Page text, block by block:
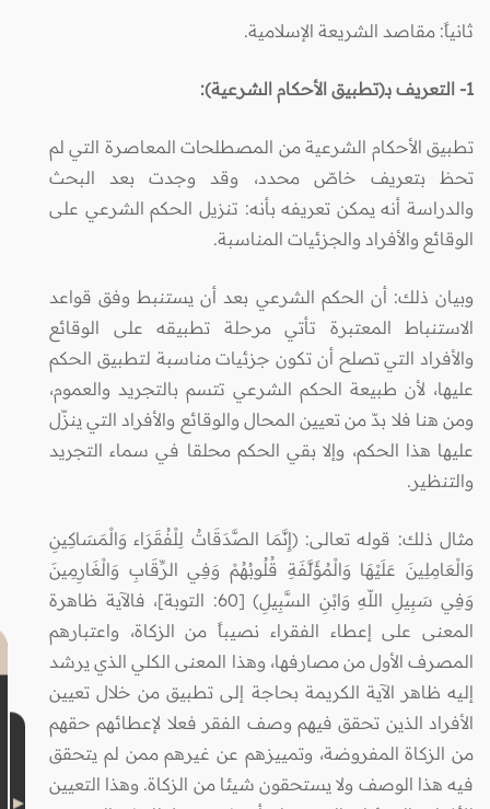
ثانياً: مقاصد الشريعة الإسلامية.
1- التعريف بـ(تطبيق الأحكام الشرعية):
تطبيق الأحكام الشرعية من المصطلحات المعاصرة التي لم
تحظ بتعريف خاصّ محدد، وقد وجدت بعد البحث
والدراسة أنه يمكن تعريفه بأنه: تنزيل الحكم الشرعي على
الوقائع والأفراد والجزئيات المناسبة.
وبيان ذلك: أن الحكم الشرعي بعد أن يستنبط وفق قواعد
الاستنباط المعتبرة تأتي مرحلة تطبيقه على الوقائع
والأفراد التي تصلح أن تكون جزئيات مناسبة لتطبيق الحكم
عليها، لأن طبيعة الحكم الشرعي تتسم بالتجريد والعموم،
ومن هنا فلا بدّ من تعيين المحال والوقائع والأفراد التي ينزّل
عليها هذا الحكم، وإلا بقي الحكم محلقا في سماء التجريد
والتنظير.
مثال ذلك: قوله تعالى: (إِنَّمَا الصَّدَقَاتُ لِلْفُقَرَاء وَالْمَسَاكِينِ
وَالْعَامِلِينَ عَلَيْهَا وَالْمُؤَلَّفَةِ قُلُوبُهُمْ وَفِي الرِّقَابِ وَالْغَارِمِينَ
وَفِي سَبِيلِ اللّهِ وَابْنِ السَّبِيلِ) [60: التوبة]، فالآية ظاهرة
المعنى على إعطاء الفقراء نصيباً من الزكاة، واعتبارهم
المصرف الأول من مصارفها، وهذا المعنى الكلي الذي يرشد
إليه ظاهر الآية الكريمة بحاجة إلى تطبيق من خلال تعيين
الأفراد الذين تحقق فيهم وصف الفقر فعلا لإعطائهم حقهم
من الزكاة المفروضة، وتمييزهم عن غيرهم ممن لم يتحقق
فيه هذا الوصف ولا يستحقون شيئا من الزكاة. وهذا التعيين